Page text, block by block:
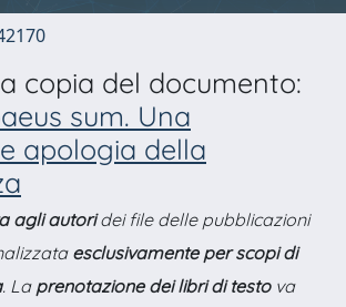
copia del documento:
sum. Una
apologia della
agli autoridei file delle pubblicazioni
esclusivamente per scopi di
. La prenotazione dei libri di testova